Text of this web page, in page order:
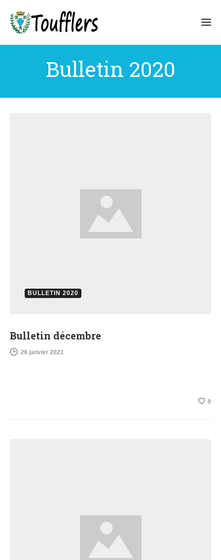
Bulletin 2020
BULLETIN 2020
Bulletin décembre
26 janvier 2021
0